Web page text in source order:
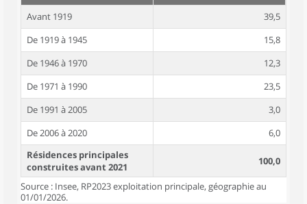
Avant 1919
39,5
De 1919 à 1945
15,8
De 1946 à 1970
12,3
De 1971 à 1990
23,5
De 1991 à 2005
3,0
De 2006 à 2020
6,0
Résidences principales
construites avant 2021
100,0
Source : Insee, RP2023 exploitation principale, géographie au
01/01/2026.